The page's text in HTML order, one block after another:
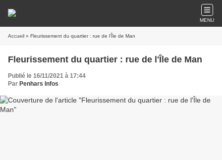
MENU
Accueil » Fleurissement du quartier : rue de l'Île de Man
Fleurissement du quartier : rue de l'Île de Man
Publié le 16/11/2021 à 17:44
Par Penhars Infos